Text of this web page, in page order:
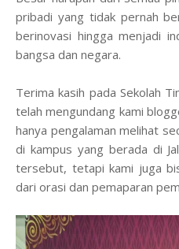
pribadi yang tidak pernah
berinovasi hingga menjadi
bangsa dan negara.
Terima kasih pada Sekolah
telah mengundang kami
hanya pengalaman melihat
di kampus yang berada di
tersebut, tetapi kami juga
dari orasi dan pemaparan